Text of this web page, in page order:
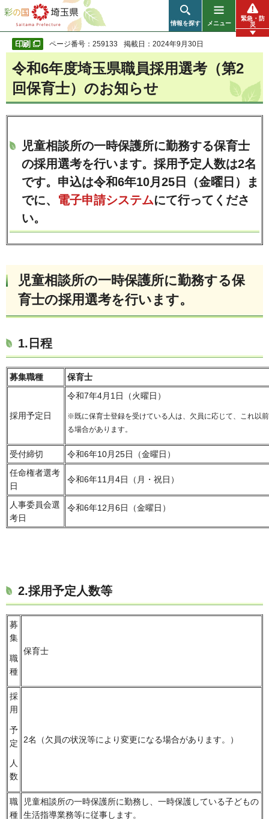
彩の国 埼玉県
情報を探す メニュー
緊急・防
災
ページ番号：259133 掲載日：2024年9月30日
令和6年度埼玉県職員採用選考（第2
回保育士）のお知らせ
児童相談所の一時保護所に勤務する保育士
の採用選考を行います。採用予定人数は2名
です。申込は令和6年10月25日（金曜日）ま
でに、 電子申請システムにて行ってくださ
い。
児童相談所の一時保護所に勤務する保
育士の採用選考を行います。
1.日程
募集職種 保育士
採用予定日
令和7年4月1日（火曜日）
※既に保育士登録を受けている人は、欠員に応じて、これ以
る場合があります。
受付締切
令和6年10月25日（金曜日）
任命権者選考
日
令和6年11月4日（月・祝日）
人事委員会選
考日
令和6年12月6日（金曜日）
2.採用予定人数等
募
集
職
種
保育士
採
用
予
定
人
数
2名（欠員の状況等により変更になる場合があります。）
職
種
児童相談所の一時保護所に勤務し、一時保護している子どもの
生活指導業務等に従事します。